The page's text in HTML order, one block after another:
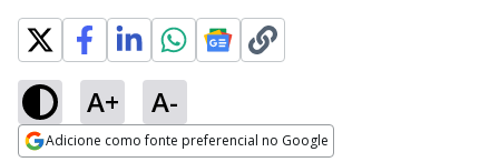
A+ A-
Adicione como fonte preferencial no Google
Ativar
Loaded
13.16%